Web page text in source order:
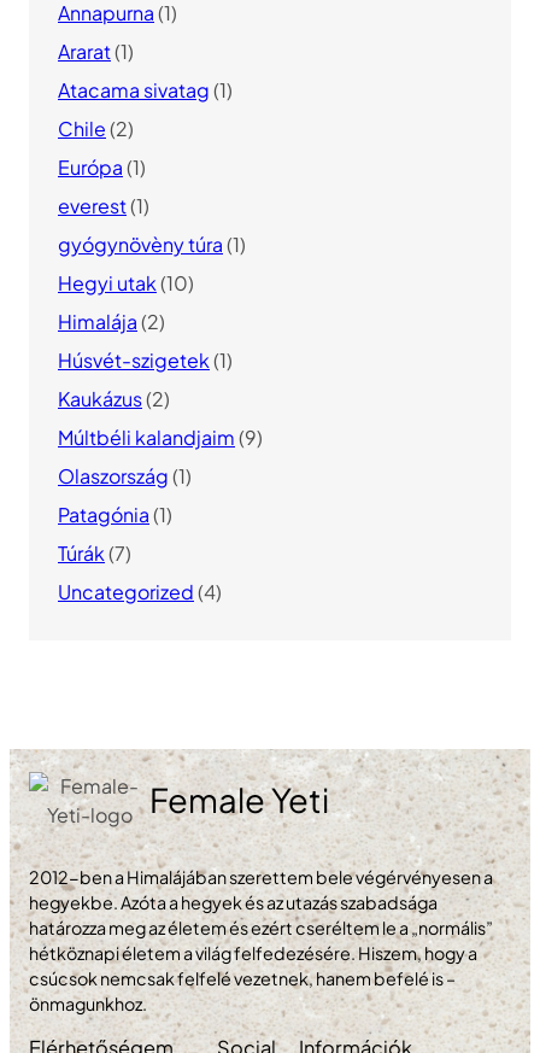
Annapurna(1)
Ararat(1)
Atacama sivatag(1)
Chile(2)
Európa(1)
everest(1)
gyógynövèny túra(1)
Hegyi utak(10)
Himalája(2)
Húsvét-szigetek(1)
Kaukázus(2)
Múltbéli kalandjaim(9)
Olaszország(1)
Patagónia(1)
Túrák(7)
Uncategorized(4)
Female Yeti
2012-ben a Himalájában szerettem bele végérvényesen a
hegyekbe. Azóta a hegyek és az utazás szabadsága
határozza meg az életem és ezért cseréltem le a „normális”
hétköznapi életem a világ felfedezésére. Hiszem, hogy a
csúcsok nemcsak felfelé vezetnek, hanem befelé is –
önmagunkhoz.
Elérhetőségem Social Információk